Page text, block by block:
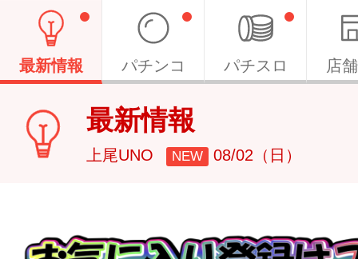
最新情報 パチンコ パチスロ 店
最新情報
上尾UNO NEW 08/02（日）